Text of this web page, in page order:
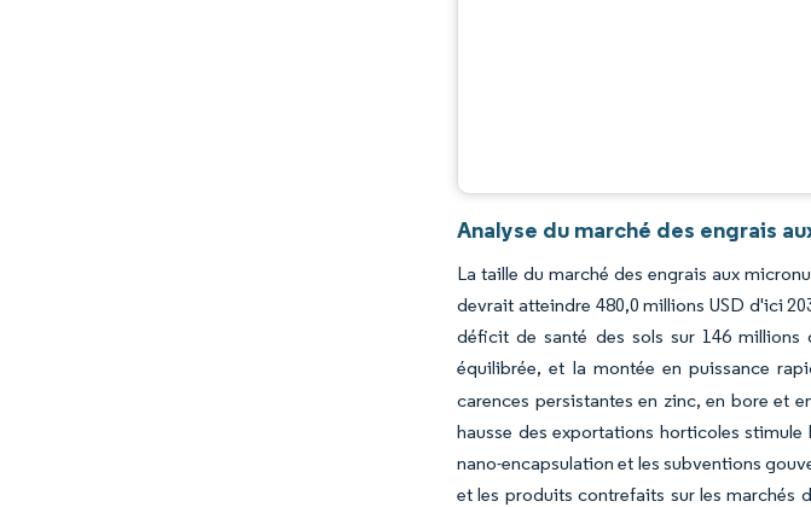
Analyse du marché des engrais
La taille du marché des engrais aux
devrait atteindre 480,0 millions USD d'ici
déficit de santé des sols sur 146 millions
équilibrée, et la montée en puissance
carences persistantes en zinc, en bore et
hausse des exportations horticoles
nano-encapsulation et les subventions
et les produits contrefaits sur les marchés